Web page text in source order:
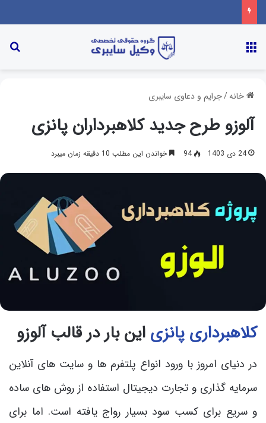
خانه/جرایم و دعاوی سایبری
آلوزو طرح جدید کلاهبرداران پانزی
24 دی 1403 94 خواندن این مطلب 10 دقیقه زمان میبرد
کلاهبرداری پانزی این بار در قالب آلوزو
در دنیای امروز با ورود انواع پلتفرم ها و سایت های آنلاین
سرمایه گذاری و تجارت دیجیتال استفاده از روش های ساده
و سریع برای کسب سود بسیار رواج یافته است. اما برای